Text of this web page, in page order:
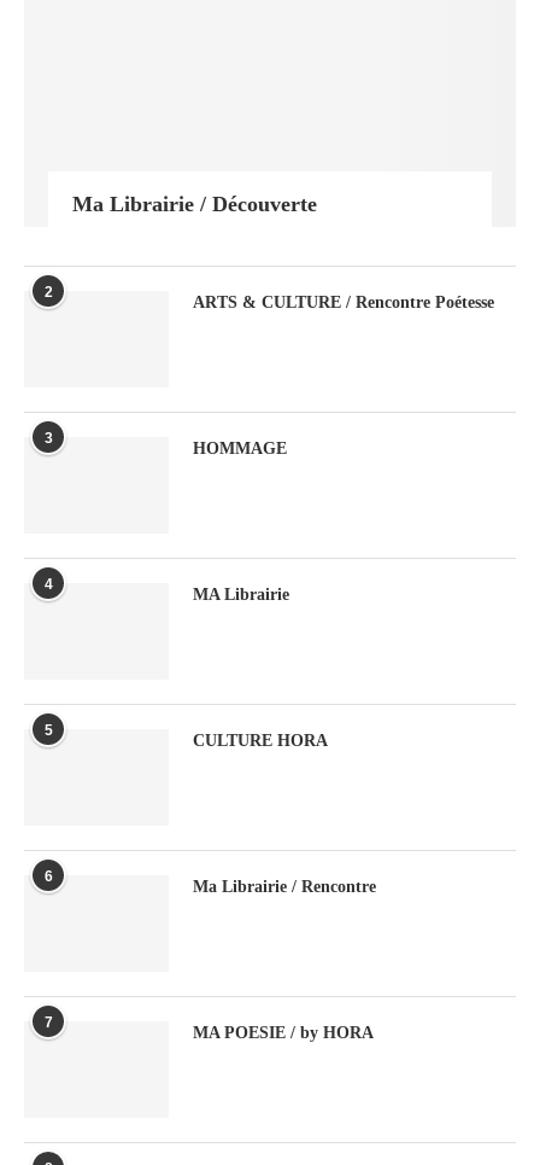
Ma Librairie / Découverte
2
ARTS & CULTURE / Rencontre Poétesse
3
HOMMAGE
4
MA Librairie
5
CULTURE HORA
6
Ma Librairie / Rencontre
7
MA POESIE / by HORA